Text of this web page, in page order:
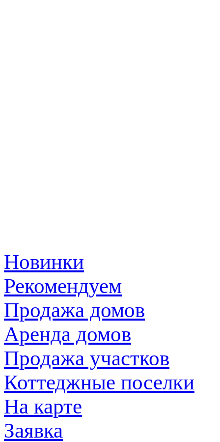
Новинки
Рекомендуем
Продажа домов
Аренда домов
Продажа участков
Коттеджные поселки
На карте
Заявка